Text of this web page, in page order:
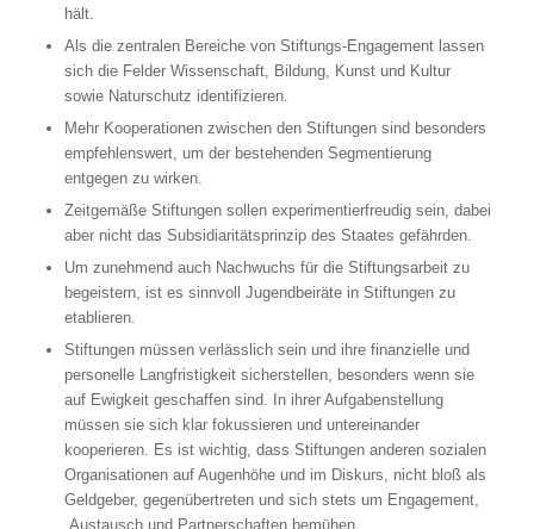
hält.
Als die zentralen Bereiche von Stiftungs-Engagement lassen
sich die Felder Wissenschaft, Bildung, Kunst und Kultur
sowie Naturschutz identifizieren.
Mehr Kooperationen zwischen den Stiftungen sind besonders
empfehlenswert, um der bestehenden Segmentierung
entgegen zu wirken.
Zeitgemäße Stiftungen sollen experimentierfreudig sein, dabei
aber nicht das Subsidiaritätsprinzip des Staates gefährden.
Um zunehmend auch Nachwuchs für die Stiftungsarbeit zu
begeistern, ist es sinnvoll Jugendbeiräte in Stiftungen zu
etablieren.
Stiftungen müssen verlässlich sein und ihre finanzielle und
personelle Langfristigkeit sicherstellen, besonders wenn sie
auf Ewigkeit geschaffen sind. In ihrer Aufgabenstellung
müssen sie sich klar fokussieren und untereinander
kooperieren. Es ist wichtig, dass Stiftungen anderen sozialen
Organisationen auf Augenhöhe und im Diskurs, nicht bloß als
Geldgeber, gegenübertreten und sich stets um Engagement,
Austausch und Partnerschaften bemühen.